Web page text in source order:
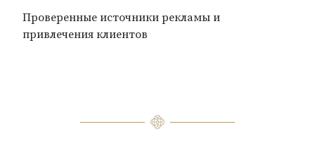
Проверенные источники рекламы и
привлечения клиентов